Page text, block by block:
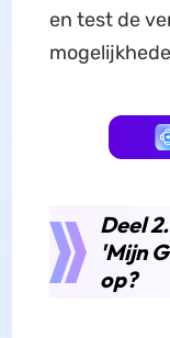
en test de
Deel
'Mijn
op?